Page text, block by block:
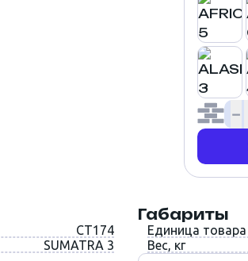
CT174
SUMATRA 3
Габариты
Единица товара
Вес, кг